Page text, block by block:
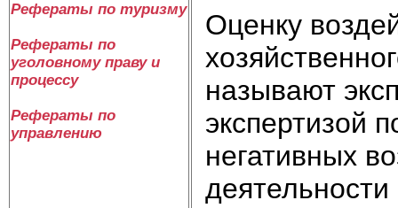
Рефераты по туризму
Рефераты по
уголовному праву и
процессу
Рефераты по
управлению
Оценку
называют
экспертизой
негативных